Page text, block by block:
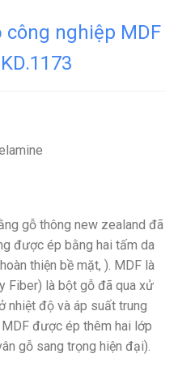
công nghiệp MDF
gỗ thông new zealand đã
được ép bằng hai tấm da
thiện bề mặt, ). MDF là
Fiber) là bột gỗ đã qua xử
nhiệt độ và áp suất trung
được ép thêm hai lớp
gỗ sang trọng hiện đại).